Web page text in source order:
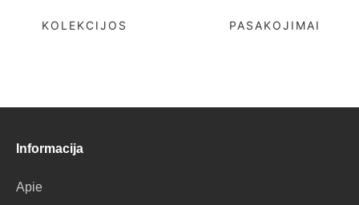
KOLEKCIJOS PASAKOJIMAI
Informacija
Apie